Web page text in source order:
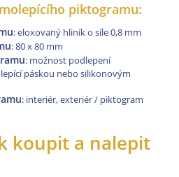
piktogramu:
: eloxovaný hliník o síle 0,8 mm
: 80 x 80 mm
: možnost podlepení
páskou nebo silikonovým
: interiér, exteriér / piktogram
koupit a nalepit